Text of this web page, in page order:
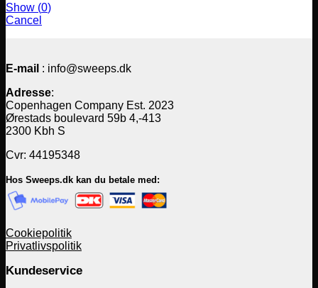
Show (0)
Cancel
E-mail : info@sweeps.dk
Adresse:
Copenhagen Company Est. 2023
Ørestads boulevard 59b 4,-413
2300 Kbh S
Cvr: 44195348
Hos Sweeps.dk kan du betale med:
Cookiepolitik
Privatlivspolitik
Kundeservice